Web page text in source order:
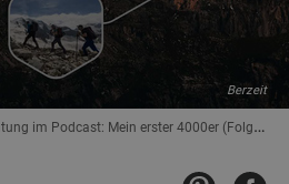
Berzeit
im Podcast: Mein erster 4000er (Folge 107)